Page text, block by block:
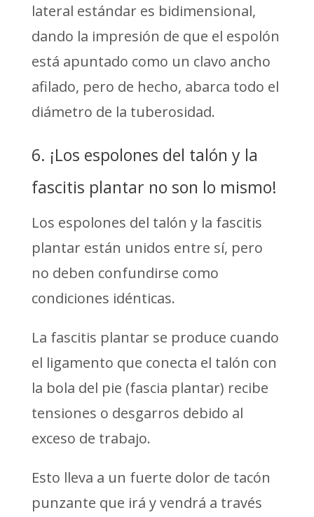
lateral estándar es bidimensional,
dando la impresión de que el espolón
está apuntado como un clavo ancho
afilado, pero de hecho, abarca todo el
diámetro de la tuberosidad.
6. ¡Los espolones del talón y la
fascitis plantar no son lo mismo!
Los espolones del talón y la fascitis
plantar están unidos entre sí, pero
no deben confundirse como
condiciones idénticas.
La fascitis plantar se produce cuando
el ligamento que conecta el talón con
la bola del pie (fascia plantar) recibe
tensiones o desgarros debido al
exceso de trabajo.
Esto lleva a un fuerte dolor de tacón
punzante que irá y vendrá a través